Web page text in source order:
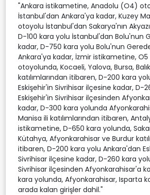
"Ankara istikametine, Anadolu (O4)
İstanbul'dan Ankara'ya kadar, Kuzey
otoyolu İstanbul'dan Sakarya'nın
D-100 kara yolu İstanbul'dan Bolu'nun
kadar, D-750 kara yolu Bolu'nun
Ankara'ya kadar, İzmir istikametine,
otoyolunda, Kocaeli, Yalova, Bursa,
katılımlarından itibaren, D-200 kara
Eskişehir'in Sivrihisar ilçesine kadar, D-
Eskişehir'in Sivrihisar ilçesinden
kadar, D-300 kara yolunda
Manisa ili katılımlarından itibaren,
istikametine, D-650 kara yolunda,
Kütahya, Afyonkarahisar ve Burdur
itibaren, D-200 kara yolu Ankara'dan
Sivrihisar ilçesine kadar, D-260 kara
Sivrihisar ilçesinden Afyonkarahisar'a
kara yolunda, Afyonkarahisar, Isparta
arada kalan girişler dahil."